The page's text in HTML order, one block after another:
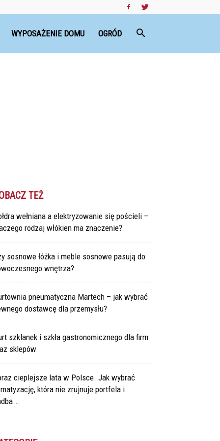
WYPOSAŻENIE DOMU OGRÓD
TEŻ
wełniana a elektryzowanie się pościeli –
rodzaj włókien ma znaczenie?
sosnowe łóżka i meble sosnowe pasują do
wnętrza?
pneumatyczna Martech – jak wybrać
dostawcę dla przemysłu?
szklanek i szkła gastronomicznego dla firm
sklepów
cieplejsze lata w Polsce. Jak wybrać
która nie zrujnuje portfela i